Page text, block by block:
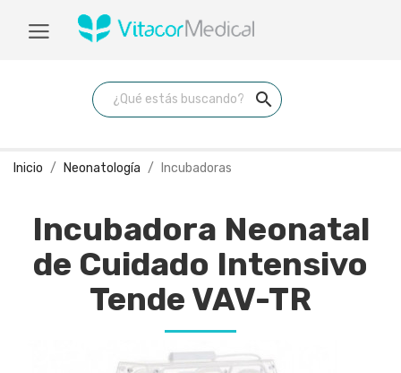
search
Inicio Neonatología Incubadoras
Incubadora Neonatal
de Cuidado Intensivo
Tende VAV-TR